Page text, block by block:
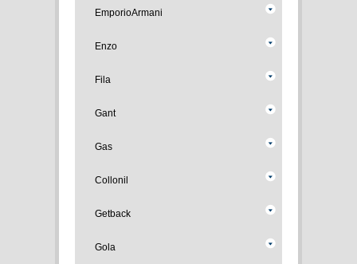
EmporioArmani
Enzo
Fila
Gant
Gas
Collonil
Getback
Gola